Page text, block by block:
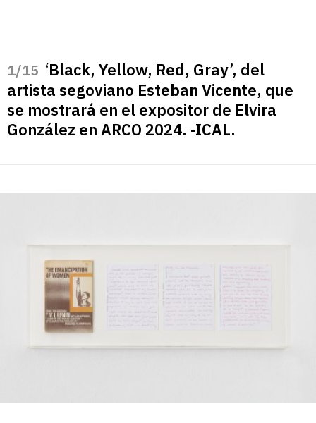
/15 ‘Black, Yellow, Red, Gray’, del
artista segoviano Esteban Vicente, que
se mostrará en el expositor de Elvira
González en ARCO 2024. -ICAL.